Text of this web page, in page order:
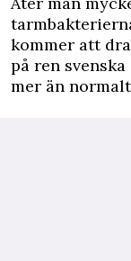
kommer att
på ren
mer än